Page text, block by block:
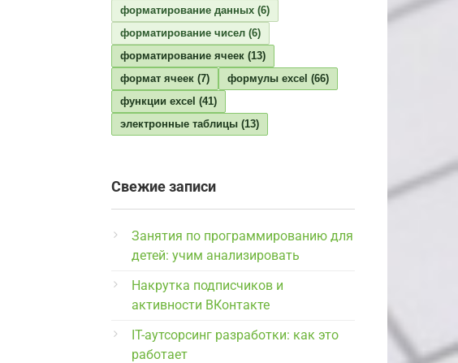
форматирование данных (6)
форматирование чисел (6)
форматирование ячеек (13)
формат ячеек (7) формулы excel (66)
функции excel (41)
электронные таблицы (13)
Свежие записи
Занятия по программированию для
детей: учим анализировать
Накрутка подписчиков и
активности ВКонтакте
IT-аутсорсинг разработки: как это
работает